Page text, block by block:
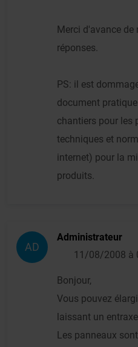
Merci d'avance
réponses.
PS: il est
document
chantiers pour les
techniques et
internet) pour la
produits.
AD
Administrateur
11/08/2008 à
Bonjour,
Vous pouvez
laissant un
Les panneaux